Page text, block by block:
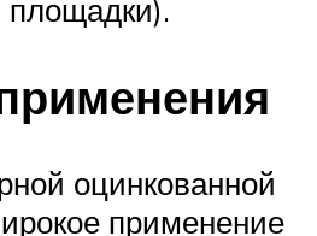
площадки).
оцинкованной
применение